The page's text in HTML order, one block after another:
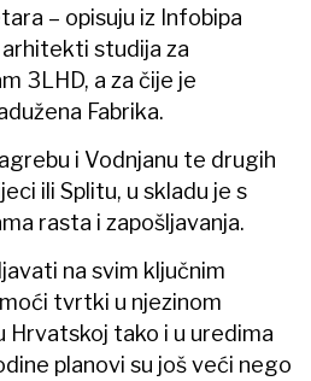
– opisuju iz Infobipa
studija za
3LHD, a za čije je
Fabrika.
i Vodnjanu te drugih
ili Splitu, u skladu je s
rasta i zapošljavanja.
na svim ključnim
tvrtki u njezinom
Hrvatskoj tako i u uredima
planovi su još veći nego